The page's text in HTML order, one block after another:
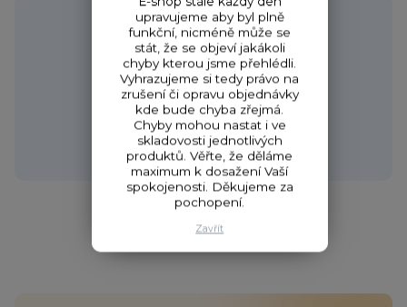
Potřebujete poradit?
Zákaznická podpora HONZA
+420 720 256 434
(Po-Čt 9-17 hod.,Pá 9-18 hod.)
obchod@fishcom.cz
upravujeme aby byl plně
funkční, nicméně může se
stát, že se objeví jakákoli
chyby kterou jsme přehlédli.
Vyhrazujeme si tedy právo na
zrušení či opravu objednávky
kde bude chyba zřejmá.
Chyby mohou nastat i ve
skladovosti jednotlivých
produktů. Věřte, že děláme
maximum k dosažení Vaší
spokojenosti. Děkujeme za
pochopení.
Zavřít